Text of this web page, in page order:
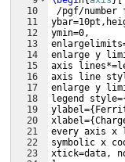
10
11
12
13
14
15
16
17
18
19
20
21
22
23
/pgf/number
ymin=0,
enlarge y
axis
axis line
enlarge y
legend style=
ylabel={
xlabel={
every axis x
symbolic x
xtick=data,